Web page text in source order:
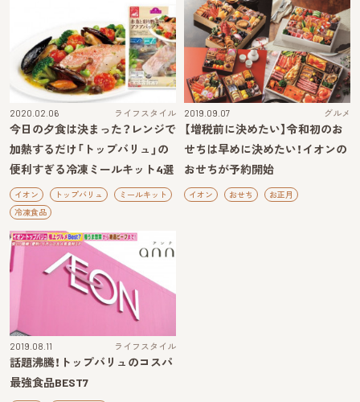
2020.02.06 ライフスタイル
今日の夕食は決まった？レンジで
加熱するだけ「トップバリュ」の
便利すぎる冷凍ミールキット4選
イオン トップバリュ
ミールキット
冷凍食品
2019.09.07 グルメ
【増税前に決めたい】令和初のお
せちは早めに決めたい！イオンの
おせちが予約開始
イオン おせち お正月
2019.08.11 ライフスタイル
話題沸騰！トップバリュのコスパ
最強食品BEST7